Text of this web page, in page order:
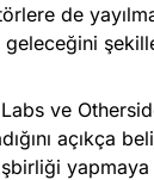
de
ve
açıkça
yapmaya